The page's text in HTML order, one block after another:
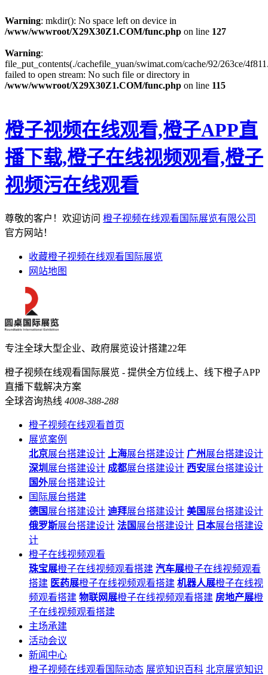
Warning: mkdir(): No space left on device in
/www/wwwroot/X29X30Z1.COM/func.php on line 127
Warning:
file_put_contents(./cachefile_yuan/swimat.com/cache/92/263ce/
failed to open stream: No such file or directory in
/www/wwwroot/X29X30Z1.COM/func.php on line 115
橙子视频在线观看,橙子APP直
播下载,橙子在线视频观看,橙子
视频污在线观看
尊敬的客户！欢迎访问 橙子视频在线观看国际展览有限公司
官方网站！
收藏橙子视频在线观看国际展览
网站地图
专注全球大型企业、政府展览设计搭建22年
橙子视频在线观看国际展览 - 提供全方位线上、线下橙子APP
直播下载解决方案
全球咨询热线 4008-388-288
橙子视频在线观看首页
展览案例
北京展台搭建设计 上海展台搭建设计 广州展台搭建设计
深圳 展台搭建设计 成都展台搭建设计 西安展台搭建设计
国外展台搭建设计
国际展台搭建
德国 展台搭建设计 迪拜展台搭建设计 美国 展台搭建设计
俄罗斯展台搭建设计 法国 展台搭建设计 日本展台搭建设
计
橙子在线视频观看
珠宝展橙子在线视频观看搭建 汽车展橙子在线视频观看
搭建 医药展橙子在线视频观看搭建 机器人展橙子在线视
频观看搭建 物联网展橙子在线视频观看搭建 房地产展橙
子在线视频观看搭建
主场承建
活动会议
新闻中心
橙子视频在线观看国际动态 展览知识百科 北京展览知识